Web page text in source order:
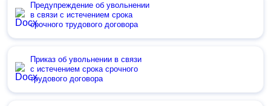
Предупреждение об увольнении
в связи с истечением срока
срочного трудового договора
Приказ об увольнении в связи
с истечением срока срочного
трудового договора